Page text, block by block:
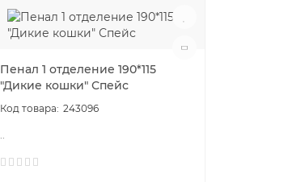
Пенал 1 отделение 190*115
"Дикие кошки" Спейс
243096